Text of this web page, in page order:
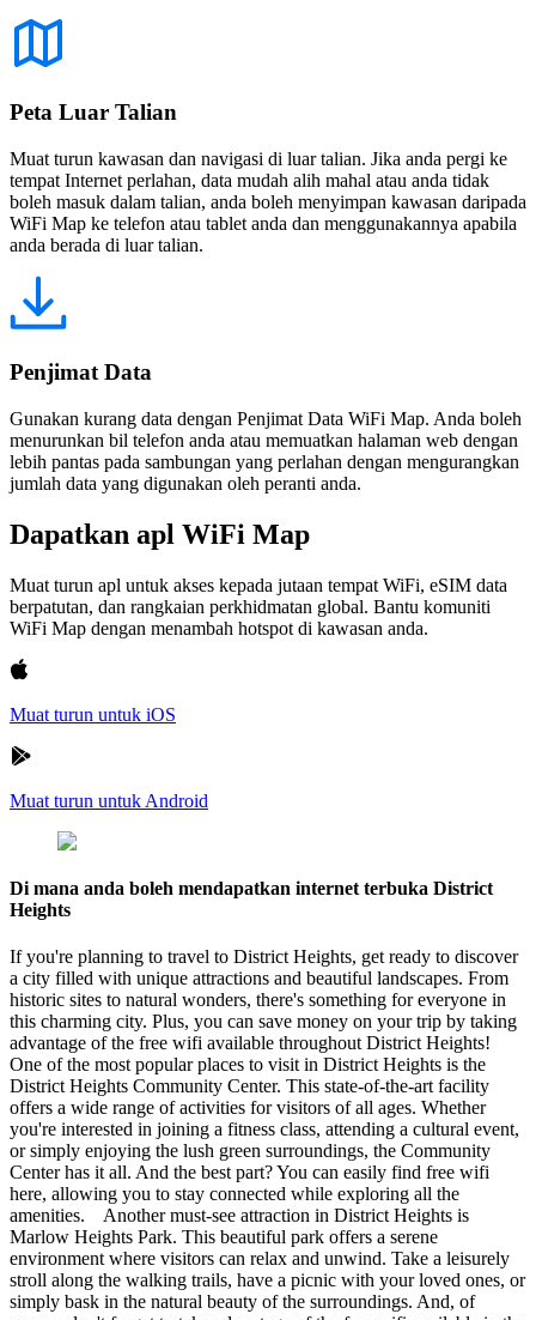
Peta Luar Talian
Muat turun kawasan dan navigasi di luar talian. Jika anda pergi ke
tempat Internet perlahan, data mudah alih mahal atau anda tidak
boleh masuk dalam talian, anda boleh menyimpan kawasan daripada
WiFi Map ke telefon atau tablet anda dan menggunakannya apabila
anda berada di luar talian.
Penjimat Data
Gunakan kurang data dengan Penjimat Data WiFi Map. Anda boleh
menurunkan bil telefon anda atau memuatkan halaman web dengan
lebih pantas pada sambungan yang perlahan dengan mengurangkan
jumlah data yang digunakan oleh peranti anda.
Dapatkan apl WiFi Map
Muat turun apl untuk akses kepada jutaan tempat WiFi, eSIM data
berpatutan, dan rangkaian perkhidmatan global. Bantu komuniti
WiFi Map dengan menambah hotspot di kawasan anda.
Muat turun untuk iOS
Muat turun untuk Android
Di mana anda boleh mendapatkan internet terbuka District
Heights
If you're planning to travel to District Heights, get ready to discover
a city filled with unique attractions and beautiful landscapes. From
historic sites to natural wonders, there's something for everyone in
this charming city. Plus, you can save money on your trip by taking
advantage of the free wifi available throughout District Heights!
One of the most popular places to visit in District Heights is the
District Heights Community Center. This state-of-the-art facility
offers a wide range of activities for visitors of all ages. Whether
you're interested in joining a fitness class, attending a cultural event,
or simply enjoying the lush green surroundings, the Community
Center has it all. And the best part? You can easily find free wifi
here, allowing you to stay connected while exploring all the
amenities. Another must-see attraction in District Heights is
Marlow Heights Park. This beautiful park offers a serene
environment where visitors can relax and unwind. Take a leisurely
stroll along the walking trails, have a picnic with your loved ones, or
simply bask in the natural beauty of the surroundings. And, of